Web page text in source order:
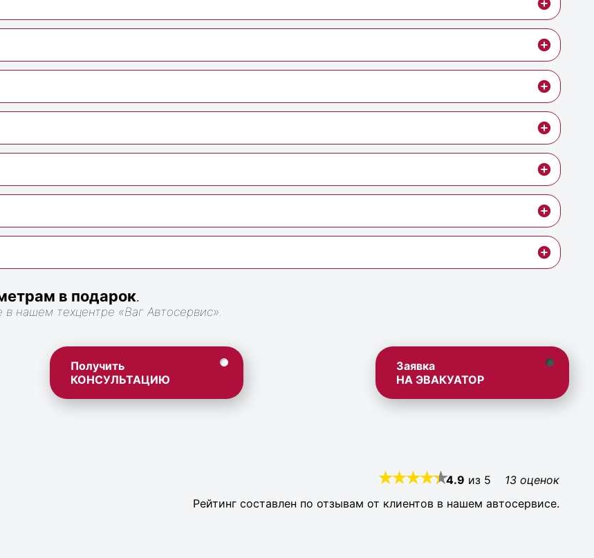
в подарок.
нашем техцентре «Ваг Автосервис».
Получить
КОНСУЛЬТАЦИЮ
Заявка
НА ЭВАКУАТОР
4.9 из 5 13 оценок
Рейтинг составлен по отзывам от клиентов в нашем автосервисе.